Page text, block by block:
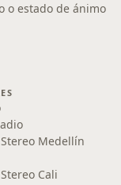
o estado de ánimo
Medellín
Cali